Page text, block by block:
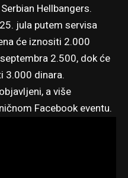
Hellbangers.
jula putem servisa
će iznositi 2.000
2.500, dok će
3.000 dinara.
a više
Facebook eventu.